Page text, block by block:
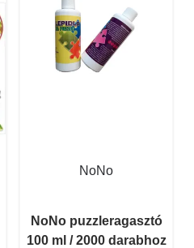
NoNo
NoNo puzzleragasztó
100 ml / 2000 darabhoz